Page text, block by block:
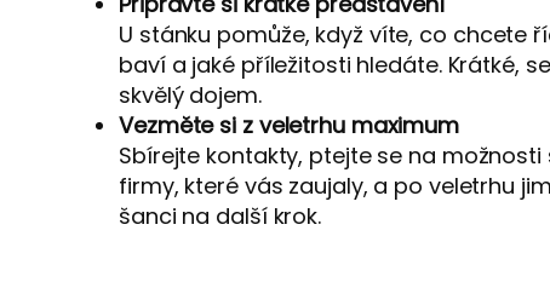
U stánku pomůže, když víte, co chcete
baví a jaké příležitosti hledáte. Krátké,
skvělý dojem.
Vezměte si z veletrhu maximum
Sbírejte kontakty, ptejte se na
firmy, které vás zaujaly, a po veletrhu
šanci na další krok.